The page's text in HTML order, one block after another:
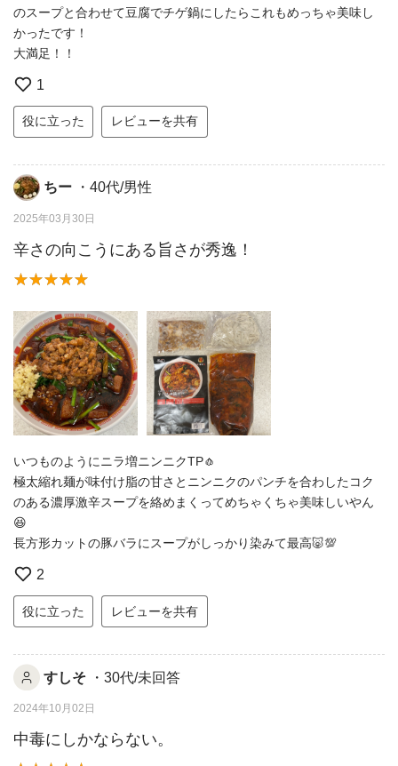
のスープと合わせて豆腐でチゲ鍋にしたらこれもめっちゃ美味し
かったです！
大満足！！
1
役に立った レビューを共有
ちー ・40代/男性
2025年03月30日
辛さの向こうにある旨さが秀逸！
いつものようにニラ増ニンニクTP🧄
極太縮れ麺が味付け脂の甘さとニンニクのパンチを合わしたコク
のある濃厚激辛スープを絡めまくってめちゃくちゃ美味しいやん
😆
長方形カットの豚バラにスープがしっかり染みて最高🐷💯
2
役に立った レビューを共有
すしそ ・30代/未回答
2024年10月02日
中毒にしかならない。